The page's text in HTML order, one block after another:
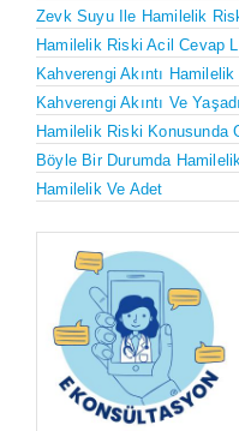
Zevk Suyu Ile Hamilelik
Hamilelik Riski Acil Cevap
Kahverengi Akıntı
Kahverengi Akıntı Ve
Hamilelik Riski Konusunda
Böyle Bir Durumda
Hamilelik Ve Adet